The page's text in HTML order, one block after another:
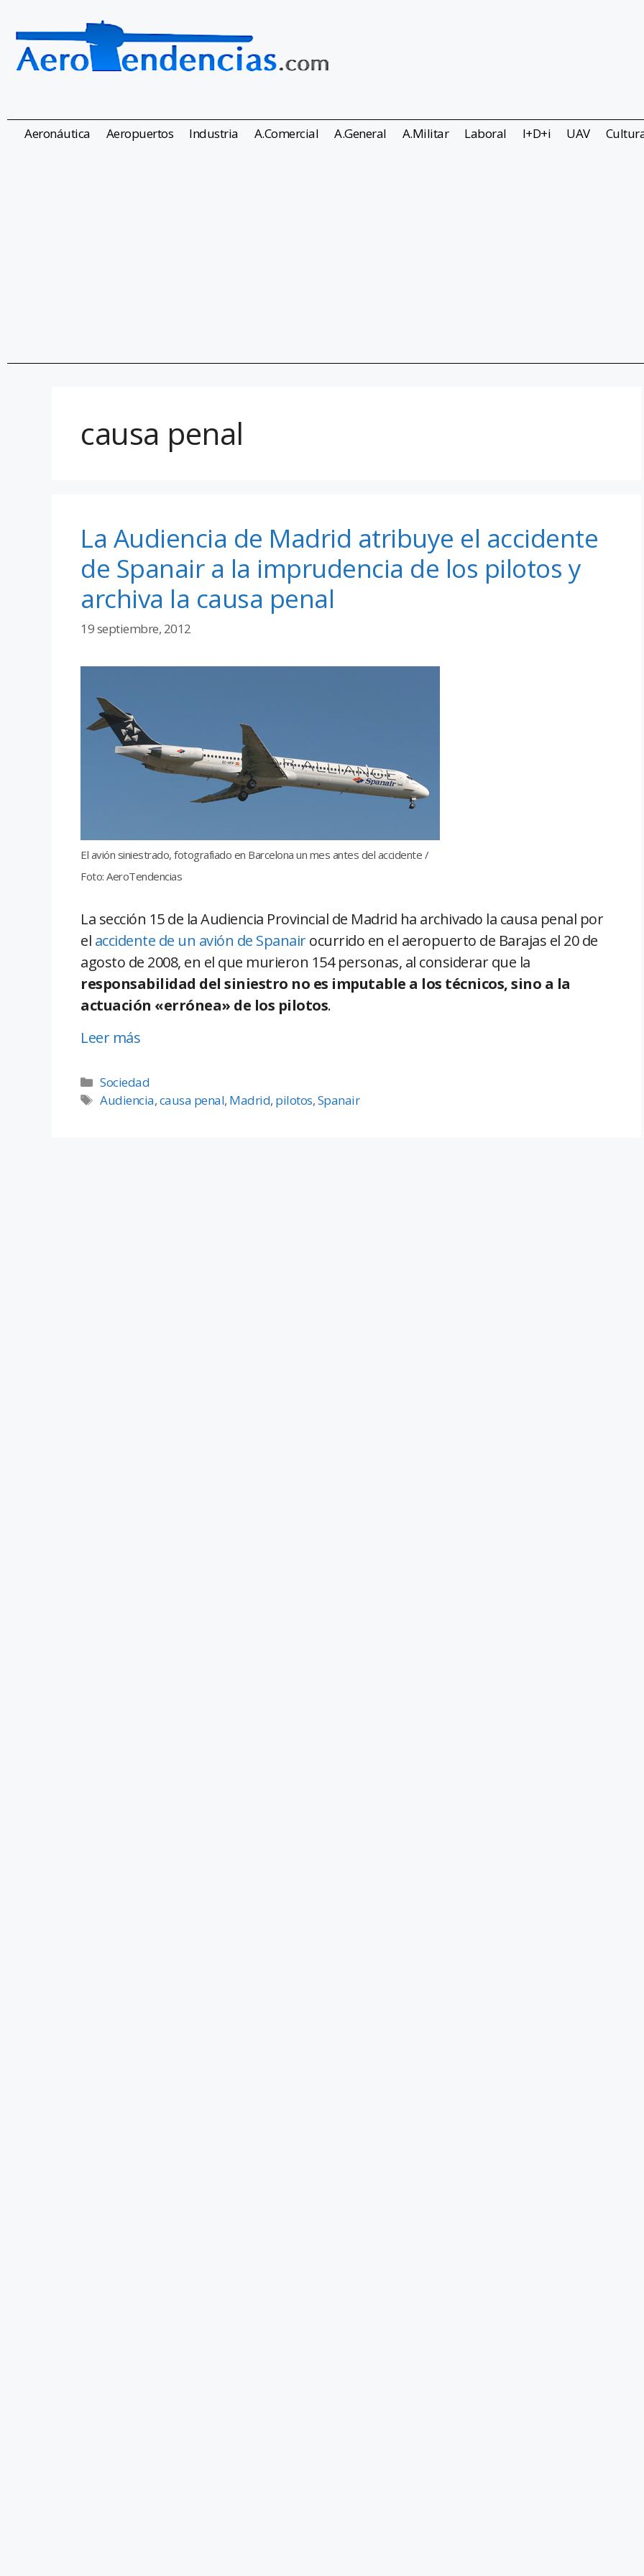
Aeronáutica Aeropuertos Industria A.Comercial A.General A.Militar Laboral I+D+i UAV
causa penal
La Audiencia de Madrid atribuye el accidente
de Spanair a la imprudencia de los pilotos y
archiva la causa penal
19 septiembre, 2012
El avión siniestrado, fotografiado en Barcelona un mes antes del accidente /
Foto: AeroTendencias
La sección 15 de la Audiencia Provincial de Madrid ha archivado la causa penal por
el accidente de un avión de Spanairocurrido en el aeropuerto de Barajas el 20 de
agosto de 2008, en el que murieron 154 personas, al considerar que la
responsabilidad del siniestro no es imputable a los técnicos, sino a la
actuación «errónea» de los pilotos.
Leer más
Sociedad
Audiencia,causa penal, Madrid, pilotos,Spanair